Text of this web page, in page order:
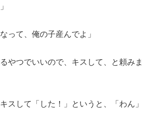
って、俺の子産んでよ」
やつでいいので、キスして、と頼みま
スして「した！」というと、「わん」